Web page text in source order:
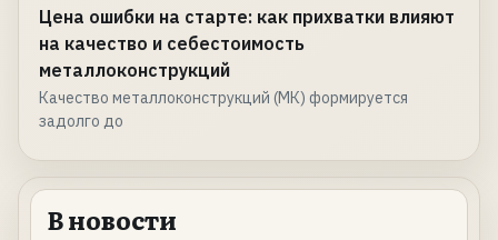
Цена ошибки на старте: как прихватки влияют
на качество и себестоимость
металлоконструкций
Качество металлоконструкций (МК) формируется
задолго до
В новости